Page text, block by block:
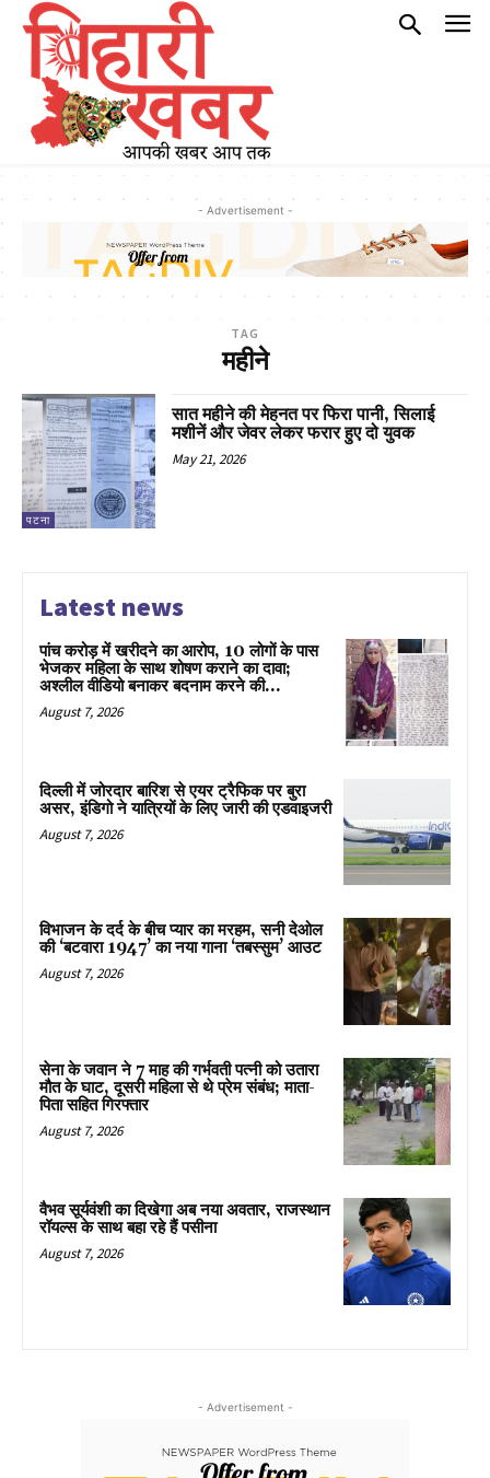
- Advertisement -
TAG
महीने
पटना
सात महीने की मेहनत पर फिरा पानी, सिलाई
मशीनें और जेवर लेकर फरार हुए दो युवक
May 21, 2026
Latest news
पांच करोड़ में खरीदने का आरोप, 10 लोगों के पास
भेजकर महिला के साथ शोषण कराने का दावा;
अश्लील वीडियो बनाकर बदनाम करने की...
August 7, 2026
दिल्ली में जोरदार बारिश से एयर ट्रैफिक पर बुरा
असर, इंडिगो ने यात्रियों के लिए जारी की एडवाइजरी
August 7, 2026
विभाजन के दर्द के बीच प्यार का मरहम, सनी देओल
की ‘बटवारा 1947’ का नया गाना ‘तबस्सुम’ आउट
August 7, 2026
सेना के जवान ने 7 माह की गर्भवती पत्नी को उतारा
मौत के घाट, दूसरी महिला से थे प्रेम संबंध; माता-
पिता सहित गिरफ्तार
August 7, 2026
वैभव सूर्यवंशी का दिखेगा अब नया अवतार, राजस्थान
रॉयल्स के साथ बहा रहे हैं पसीना
August 7, 2026
- Advertisement -